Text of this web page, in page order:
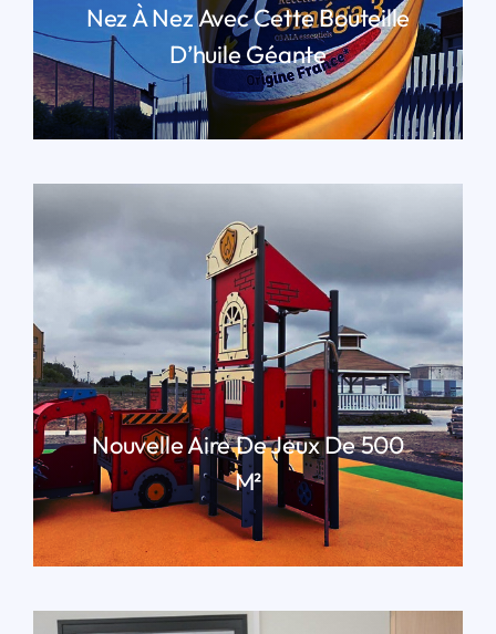
Nez À Nez Avec Cette Bouteille
D’huile Géante
LIRE PLUS
Nouvelle Aire De Jeux De 500
M²
LIRE PLUS